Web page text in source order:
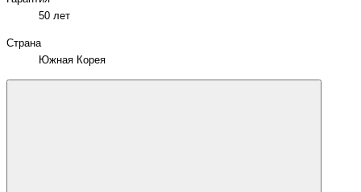
50 лет
Страна
Южная Корея